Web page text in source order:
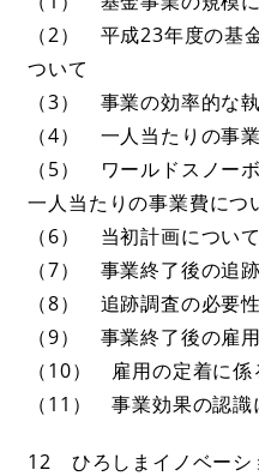
（2） 平成23年度の基
ついて
（3） 事業の効率的な
（4） 一人当たりの事
（5） ワールドスノー
一人当たりの事業費につ
（6） 当初計画について
（7） 事業終了後の追
（8） 追跡調査の必要
（9） 事業終了後の雇
（10） 雇用の定着に係
（11） 事業効果の認識
12 ひろしまイノベーシ